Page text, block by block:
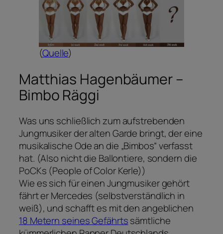
(Quelle)
Matthias Hagenbäumer –
Bimbo Räggi
Was uns schließlich zum aufstrebenden
Jungmusiker der alten Garde bringt, der eine
musikalische Ode an die „Bimbos“ verfasst
hat. (Also nicht die Ballontiere, sondern die
PoCKs (People of Color Kerle))
Wie es sich für einen Jungmusiker gehört
fährt er Mercedes (selbstverständlich in
weiß), und schafft es mit den angeblichen
18 Metern seines Gefährtssämtliche